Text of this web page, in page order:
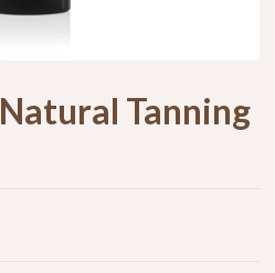
Tanning